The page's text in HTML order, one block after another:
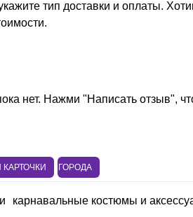
тип доставки и оплаты.
нет. Нажми "Написать отзыв",
КАРТОЧКИ ГОРОДА
карнавальные костюмы и